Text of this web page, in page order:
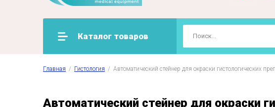
Каталог товаров
Главная
  /
Гистология
/  Автоматический стейнер для окраски гистологических
Автоматический стейнер для окраски